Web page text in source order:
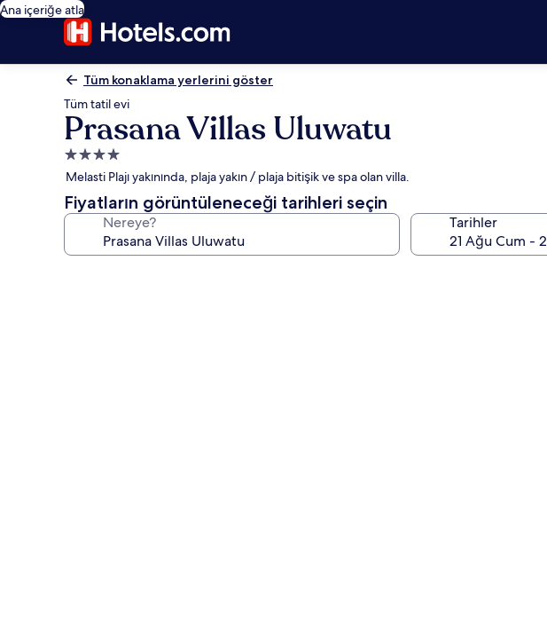
Ana içeriğe atla
Tüm konaklama yerlerini göster
Tüm tatil evi
Prasana Villas Uluwatu
4.0
yıldızlı
konaklama
yeri
Melasti Plajı yakınında, plaja yakın / plaja bitişik ve spa olan villa.
Fiyatların görüntüleneceği tarihleri seçin
Nereye? Tarihler